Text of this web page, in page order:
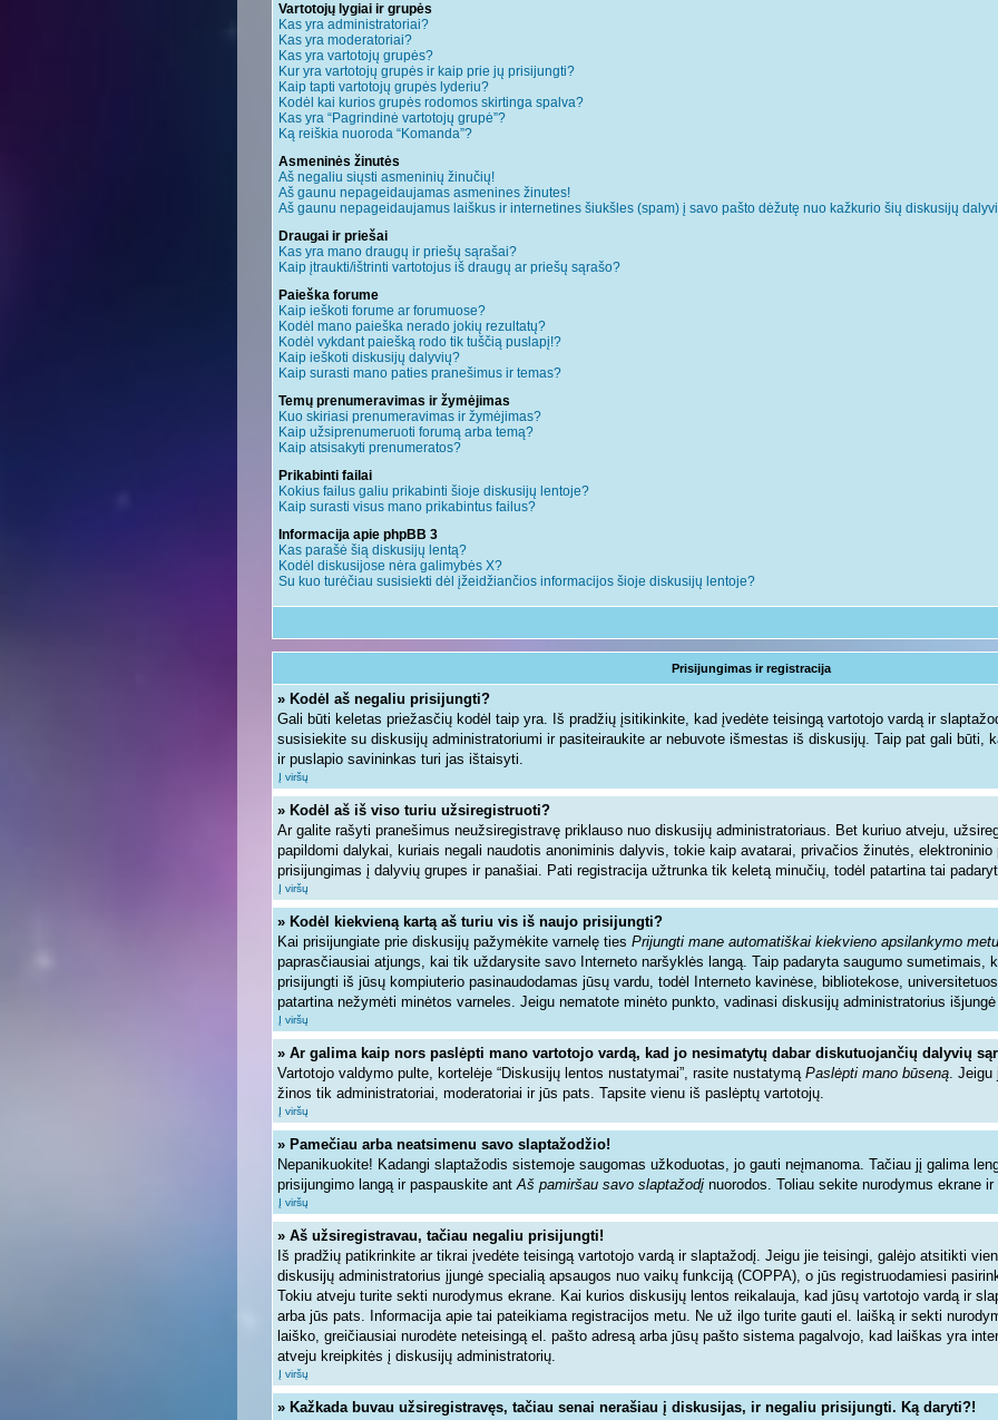
Vartotojų lygiai ir grupės
Kas yra administratoriai?
Kas yra moderatoriai?
Kas yra vartotojų grupės?
Kur yra vartotojų grupės ir kaip prie jų prisijungti?
Kaip tapti vartotojų grupės lyderiu?
Kodėl kai kurios grupės rodomos skirtinga spalva?
Kas yra “Pagrindinė vartotojų grupė”?
Ką reiškia nuoroda “Komanda”?
Asmeninės žinutės
Aš negaliu siųsti asmeninių žinučių!
Aš gaunu nepageidaujamas asmenines žinutes!
Aš gaunu nepageidaujamus laiškus ir internetines šiukšles (spam) į savo pašto dėžutę nuo kažkurio šių diskusijų
Draugai ir priešai
Kas yra mano draugų ir priešų sąrašai?
Kaip įtraukti/ištrinti vartotojus iš draugų ar priešų sąrašo?
Paieška forume
Kaip ieškoti forume ar forumuose?
Kodėl mano paieška nerado jokių rezultatų?
Kodėl vykdant paiešką rodo tik tuščią puslapį!?
Kaip ieškoti diskusijų dalyvių?
Kaip surasti mano paties pranešimus ir temas?
Temų prenumeravimas ir žymėjimas
Kuo skiriasi prenumeravimas ir žymėjimas?
Kaip užsiprenumeruoti forumą arba temą?
Kaip atsisakyti prenumeratos?
Prikabinti failai
Kokius failus galiu prikabinti šioje diskusijų lentoje?
Kaip surasti visus mano prikabintus failus?
Informacija apie phpBB 3
Kas parašė šią diskusijų lentą?
Kodėl diskusijose nėra galimybės X?
Su kuo turėčiau susisiekti dėl įžeidžiančios informacijos šioje diskusijų lentoje?
Prisijungimas ir registracija
» Kodėl aš negaliu prisijungti?
Gali būti keletas priežasčių kodėl taip yra. Iš pradžių įsitikinkite, kad įvedėte teisingą vartotojo vardą ir
susisiekite su diskusijų administratoriumi ir pasiteiraukite ar nebuvote išmestas iš diskusijų. Taip pat gali būti,
ir puslapio savininkas turi jas ištaisyti.
Į viršų
» Kodėl aš iš viso turiu užsiregistruoti?
Ar galite rašyti pranešimus neužsiregistravę priklauso nuo diskusijų administratoriaus. Bet kuriuo atveju,
papildomi dalykai, kuriais negali naudotis anoniminis dalyvis, tokie kaip avatarai, privačios žinutės,
prisijungimas į dalyvių grupes ir panašiai. Pati registracija užtrunka tik keletą minučių, todėl patartina tai
Į viršų
» Kodėl kiekvieną kartą aš turiu vis iš naujo prisijungti?
Kai prisijungiate prie diskusijų pažymėkite varnelę ties Prijungti mane automatiškai kiekvieno apsilankymo metu
paprasčiausiai atjungs, kai tik uždarysite savo Interneto naršyklės langą. Taip padaryta saugumo sumetimais,
prisijungti iš jūsų kompiuterio pasinaudodamas jūsų vardu, todėl Interneto kavinėse, bibliotekose,
patartina nežymėti minėtos varneles. Jeigu nematote minėto punkto, vadinasi diskusijų administratorius
Į viršų
» Ar galima kaip nors paslėpti mano vartotojo vardą, kad jo nesimatytų dabar diskutuojančių dalyvių
Vartotojo valdymo pulte, kortelėje “Diskusijų lentos nustatymai”, rasite nustatymą Paslėpti mano būseną. Jeigu
žinos tik administratoriai, moderatoriai ir jūs pats. Tapsite vienu iš paslėptų vartotojų.
Į viršų
» Pamečiau arba neatsimenu savo slaptažodžio!
Nepanikuokite! Kadangi slaptažodis sistemoje saugomas užkoduotas, jo gauti neįmanoma. Tačiau jį galima
prisijungimo langą ir paspauskite antAš pamiršau savo slaptažodį nuorodos. Toliau sekite nurodymus ekrane
Į viršų
» Aš užsiregistravau, tačiau negaliu prisijungti!
Iš pradžių patikrinkite ar tikrai įvedėte teisingą vartotojo vardą ir slaptažodį. Jeigu jie teisingi, galėjo atsitikti
diskusijų administratorius įjungė specialią apsaugos nuo vaikų funkciją (COPPA), o jūs registruodamiesi
Tokiu atveju turite sekti nurodymus ekrane. Kai kurios diskusijų lentos reikalauja, kad jūsų vartotojo vardą ir
arba jūs pats. Informacija apie tai pateikiama registracijos metu. Ne už ilgo turite gauti el. laišką ir sekti
laiško, greičiausiai nurodėte neteisingą el. pašto adresą arba jūsų pašto sistema pagalvojo, kad laiškas yra
atveju kreipkitės į diskusijų administratorių.
Į viršų
» Kažkada buvau užsiregistravęs, tačiau senai nerašiau į diskusijas, ir negaliu prisijungti. Ką daryti?!